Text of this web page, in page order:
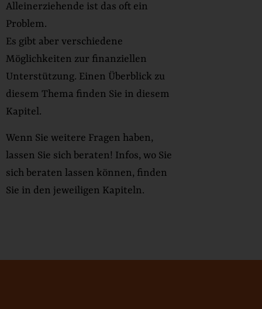
Alleinerziehende ist das oft ein
Problem.
Es gibt aber verschiedene
Möglichkeiten zur finanziellen
Unterstützung. Einen Überblick zu
diesem Thema finden Sie in diesem
Kapitel.
Wenn Sie weitere Fragen haben,
lassen Sie sich beraten! Infos, wo Sie
sich beraten lassen können, finden
Sie in den jeweiligen Kapiteln.